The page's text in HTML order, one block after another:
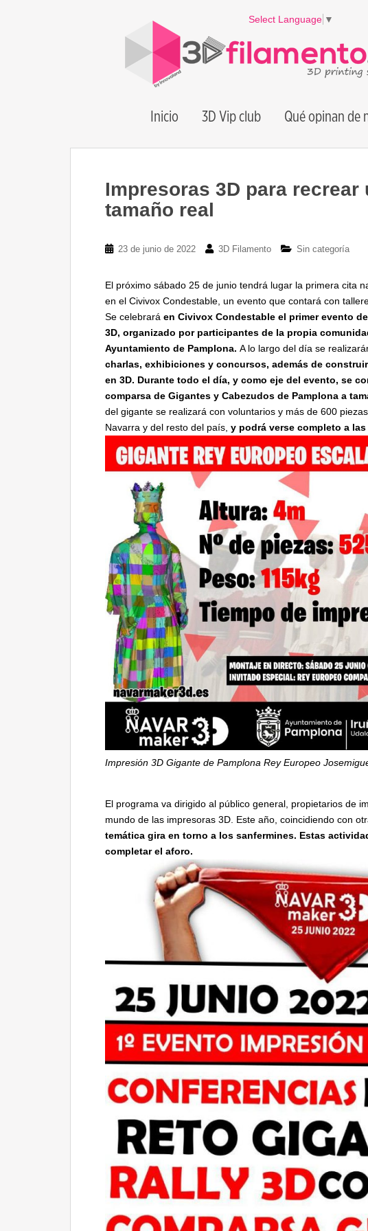
Select Language ▼
Inicio 3D Vip club Qué opinan de
Impresoras 3D para recrear
tamaño real
23 de junio de 2022 3D Filamento Sin categoría
El próximo sábado 25 de junio tendrá lugar la primera cita
en el Civivox Condestable, un evento que contará con
Se celebrará en Civivox Condestable el primer evento
3D, organizado por participantes de la propia
Ayuntamiento de Pamplona. A lo largo del día se
charlas, exhibiciones y concursos, además de
en 3D. Durante todo el día, y como eje del evento, se
comparsa de Gigantes y Cabezudos de Pamplona a
del gigante se realizará con voluntarios y más de 600
Navarra y del resto del país, y podrá verse completo a las
Impresión 3D Gigante de Pamplona Rey Europeo
El programa va dirigido al público general, propietarios de
mundo de las impresoras 3D. Este año, coincidiendo con
temática gira en torno a los sanfermines. Estas
completar el aforo.